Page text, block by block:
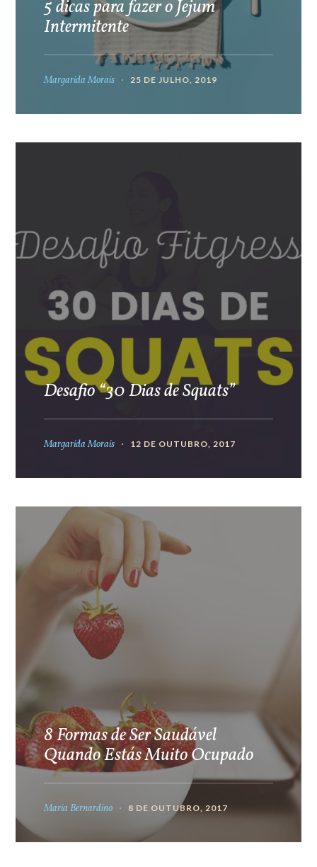
5 dicas para fazer o Jejum
Intermitente
Margarida Morais 25 DE JULHO, 2019
Desafio “30 Dias de Squats”
Margarida Morais 12 DE OUTUBRO, 2017
8 Formas de Ser Saudável
Quando Estás Muito Ocupado
Maria Bernardino 8 DE OUTUBRO, 2017